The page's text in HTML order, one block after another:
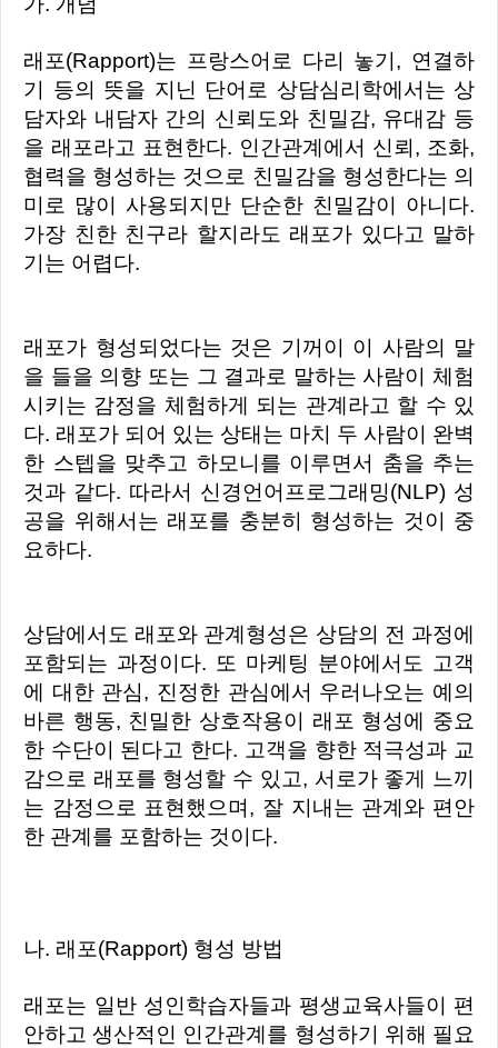
래포(Rapport)는 프랑스어로 다리 놓기, 연결하
기 등의 뜻을 지닌 단어로 상담심리학에서는 상
담자와 내담자 간의 신뢰도와 친밀감, 유대감 등
을 래포라고 표현한다. 인간관계에서 신뢰, 조화,
협력을 형성하는 것으로 친밀감을 형성한다는 의
미로 많이 사용되지만 단순한 친밀감이 아니다.
가장 친한 친구라 할지라도 래포가 있다고 말하
기는 어렵다.
래포가 형성되었다는 것은 기꺼이 이 사람의 말
을 들을 의향 또는 그 결과로 말하는 사람이 체험
시키는 감정을 체험하게 되는 관계라고 할 수 있
다. 래포가 되어 있는 상태는 마치 두 사람이 완벽
한 스텝을 맞추고 하모니를 이루면서 춤을 추는
것과 같다. 따라서 신경언어프로그래밍(NLP) 성
공을 위해서는 래포를 충분히 형성하는 것이 중
요하다.
상담에서도 래포와 관계형성은 상담의 전 과정에
포함되는 과정이다. 또 마케팅 분야에서도 고객
에 대한 관심, 진정한 관심에서 우러나오는 예의
바른 행동, 친밀한 상호작용이 래포 형성에 중요
한 수단이 된다고 한다. 고객을 향한 적극성과 교
감으로 래포를 형성할 수 있고, 서로가 좋게 느끼
는 감정으로 표현했으며, 잘 지내는 관계와 편안
한 관계를 포함하는 것이다.
나. 래포(Rapport) 형성 방법
래포는 일반 성인학습자들과 평생교육사들이 편
안하고 생산적인 인간관계를 형성하기 위해 필요